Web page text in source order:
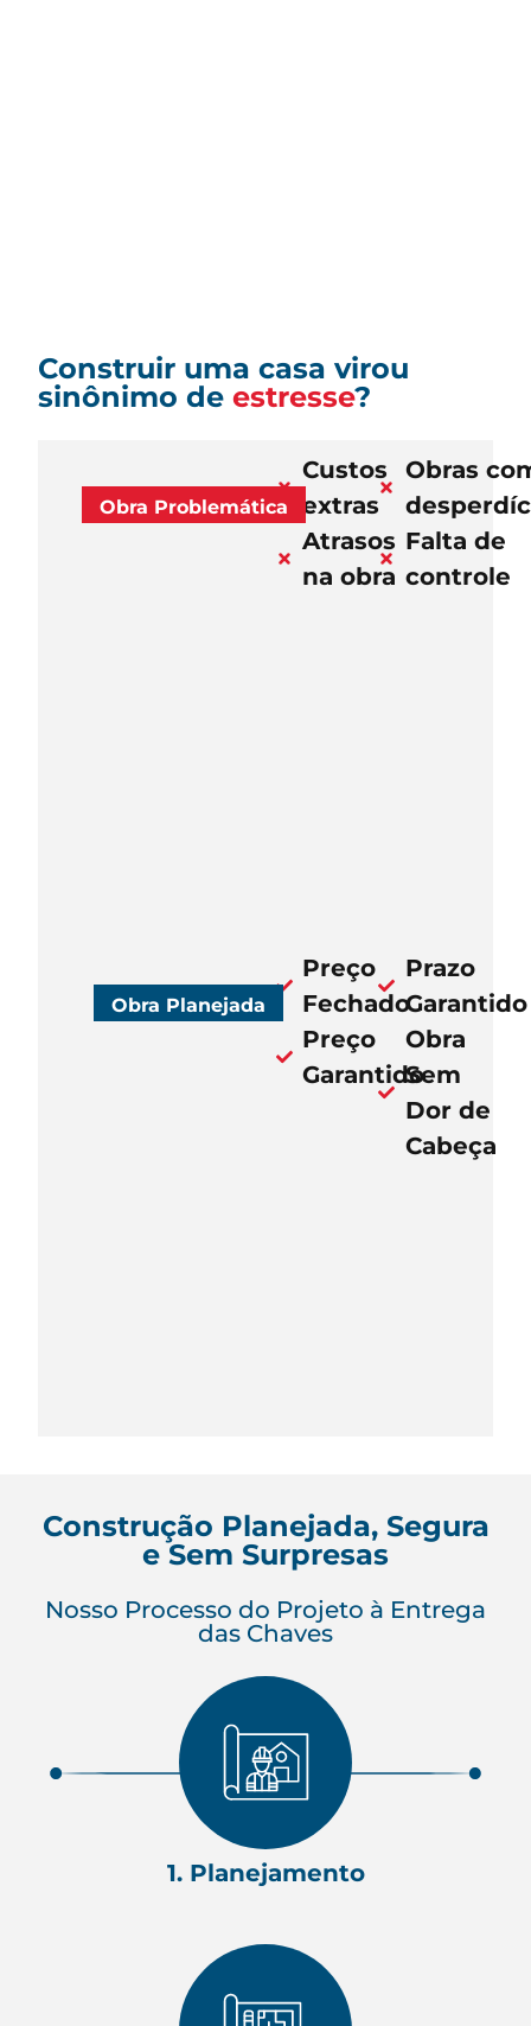
Construir uma casa virou
sinônimo de estresse?
Obra Problemática
Custos
extras
Atrasos
na obra
Obras
Falta de
controle
Obra Planejada
Preço
Fechado
Preço
Garantido
Prazo
Garantido
Obra
Sem
Dor de
Cabeça
Construção Planejada, Segura
e Sem Surpresas
Nosso Processo do Projeto à Entrega
das Chaves
1. Planejamento